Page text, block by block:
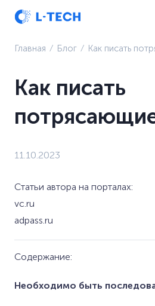
Главная ⁄ Блог ⁄ Как писать
Как писать
потрясающие
11.10.2023
Статьи автора на порталах:
vc.ru
adpass.ru
Содержание:
Необходимо быть